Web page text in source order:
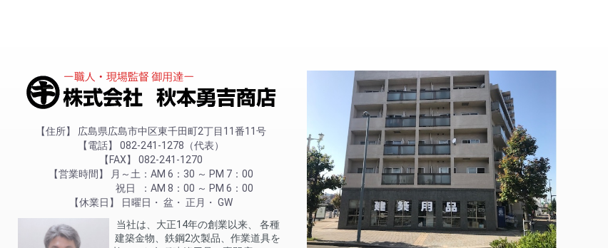
住所
広島県広島市中区東千田町2丁目11番11号
電話
082-241-1278（代表）
FAX
082-241-1270
営業時間
月～土
AM 6：30 ～ PM 7：00
祝日
AM 8：00 ～ PM 6：00
休業日
日曜日 盆 正月
GW
当社は、大正14年の創業以来、 各種
建築金物、鉄鋼2次製品、作業道具を